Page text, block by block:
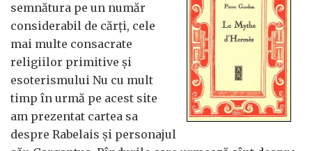
semnătura pe un număr
considerabil de cărţi, cele
mai multe consacrate
religiilor primitive şi
esoterismului Nu cu mult
timp în urmă pe acest site
am prezentat cartea sa
despre Rabelais şi personajul